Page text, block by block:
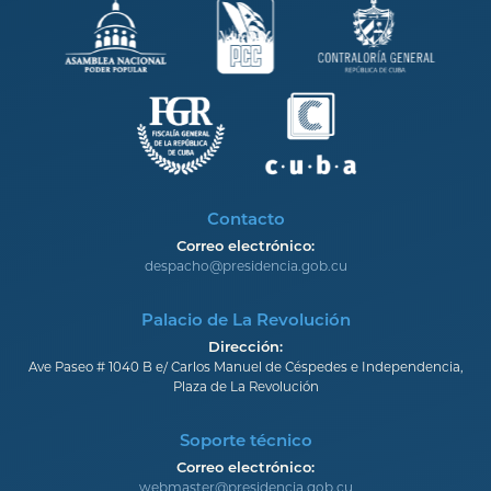
Contacto
Correo electrónico:
despacho@presidencia.gob.cu
Palacio de La Revolución
Dirección:
Ave Paseo # 1040 B e/ Carlos Manuel de Céspedes e Independencia,
Plaza de La Revolución
Soporte técnico
Correo electrónico:
webmaster@presidencia.gob.cu